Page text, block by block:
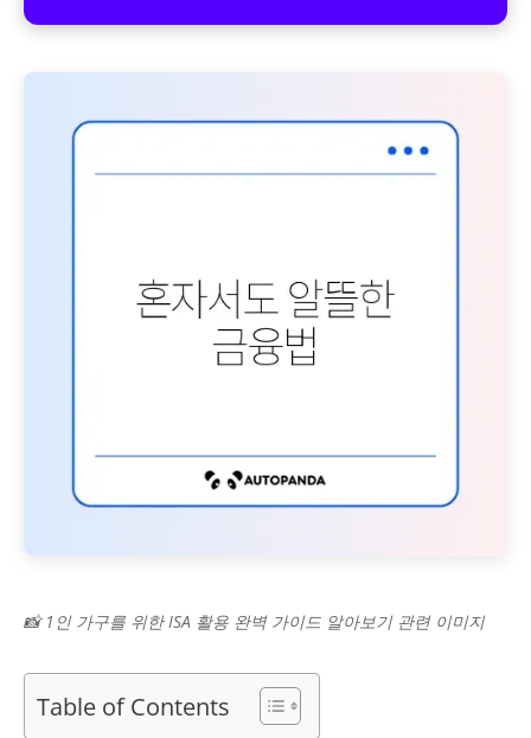
📸 1인 가구를 위한 ISA 활용 완벽 가이드 알아보기 관련 이미지
Table of Contents